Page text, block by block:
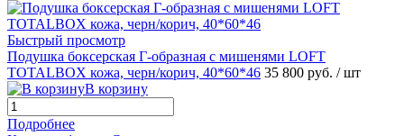
Быстрый просмотр
Подушка боксерская Г-образная с мишенями LOFT
TOTALBOX кожа, черн/корич, 40*60*46 35 800 руб. / шт
В корзину
Подробнее